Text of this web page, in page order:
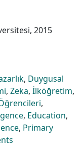
2015
, Duygusal
, Zeka, İlköğretim,
,
, Education,
, Primary